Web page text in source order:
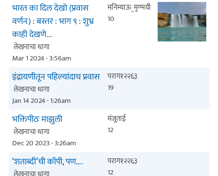
भारत का दिल देखो (प्रवास
वर्णन) : बस्तर : भाग ९ : शुभ्र
काही देखणे...
लेखनाचा धागा
Mar 1 2024 - 3:56am
मनिम्याऊ_मृण्मयी
10
इंद्रायणीतून पहिल्यांदाच प्रवास
लेखनाचा धागा
Jan 14 2024 - 1:26am
पराग१२२६३
19
भक्तिपीठः माझुली
लेखनाचा धागा
Dec 20 2023 - 3:26am
मंजूताई
12
‘शताब्दी’ची कॉपी, पण….
पराग१२२६३
12